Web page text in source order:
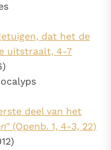
dat het de
uitstraalt, 4-7
deel van het
" (Openb. 1, 4-3, 22)